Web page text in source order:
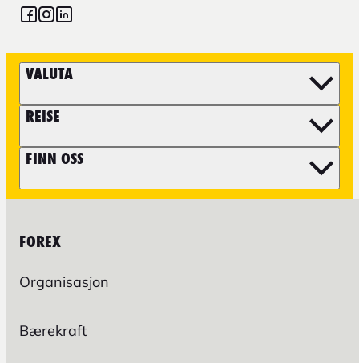
VALUTA
REISE
FINN OSS
FOREX
Organisasjon
Bærekraft